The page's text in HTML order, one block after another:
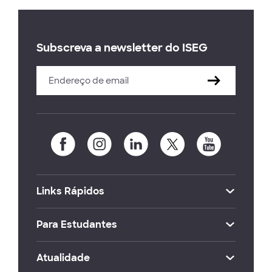
Subscreva a newsletter do ISEG
Links Rápidos
Para Estudantes
Atualidade